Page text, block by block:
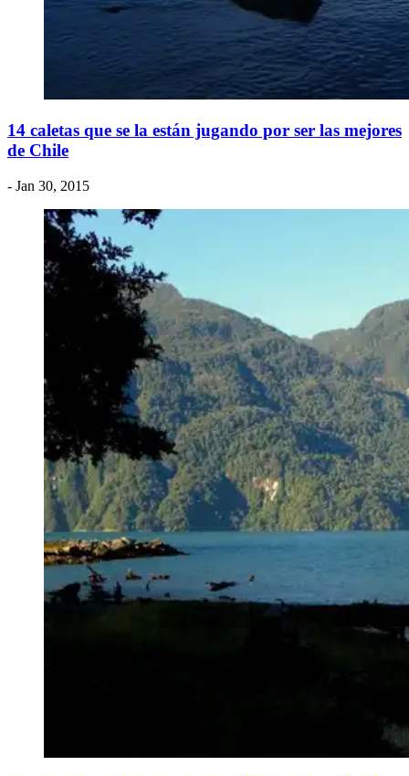
14 caletas que se la están jugando por ser las mejores
de Chile
- Jan 30, 2015